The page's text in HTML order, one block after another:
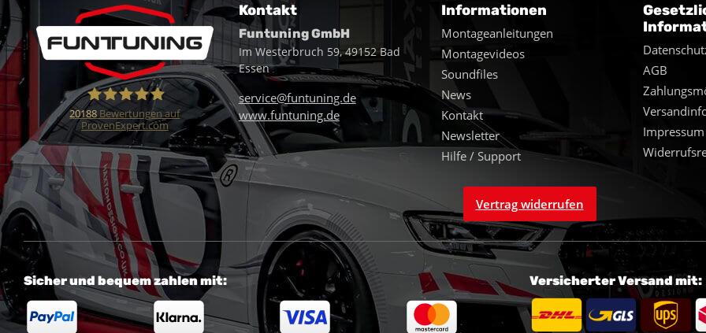
Funtuning GmbH
20188 Bewertungen auf
ProvenExpert.com
Kontakt
Funtuning GmbH
Im Westerbruch 59, 49152 Bad
Essen
service@funtuning.de
www.funtuning.de
Informationen
Montageanleitungen
Montagevideos
Soundfiles
News
Kontakt
Newsletter
Hilfe / Support
AGB
Impressum
Vertrag widerrufen
Sicher und bequem zahlen mit: Versicherter Versand mit: